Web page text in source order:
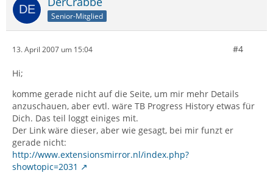
Senior-Mitglied
13. April 2007 um 15:04 #4
Hi;
komme gerade nicht auf die Seite, um mir mehr Details
anzuschauen, aber evtl. wäre TB Progress History etwas für
Dich. Das teil loggt einiges mit.
Der Link wäre dieser, aber wie gesagt, bei mir funzt er
gerade nicht:
http://www.extensionsmirror.nl/index.php?
showtopic=2031